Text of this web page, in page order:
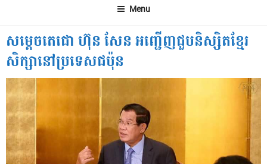
Menu
សម្តេចតេជោ ហ៊ុន សែន អញ្ជើញជួបនិស្សិតខ្មែរ
សិក្សានៅប្រទេសជប៉ុន